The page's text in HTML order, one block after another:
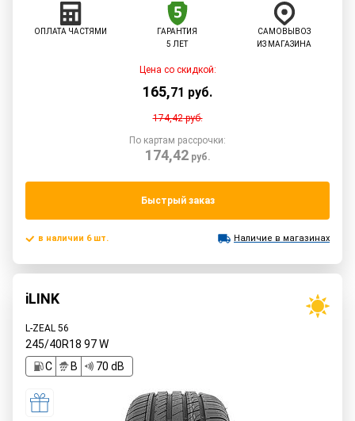
ОПЛАТА ЧАСТЯМИ
ГАРАНТИЯ
5 ЛЕТ
САМОВЫВОЗ
ИЗ МАГАЗИНА
Цена со скидкой:
165,71 руб.
174,42руб.
По картам рассрочки:
174,42руб.
Быстрый заказ
в наличии 6 шт. Наличие в магазинах
iLINK
L-ZEAL 56
245/40R18 97W
C
B 70 dB